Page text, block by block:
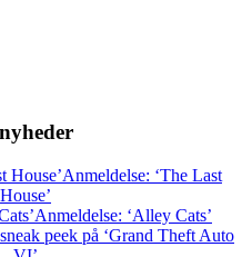
Anmeldelse: ‘The Last
House’
Anmeldelse: ‘Alley Cats’